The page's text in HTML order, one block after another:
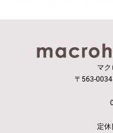
マ
〒563-
定